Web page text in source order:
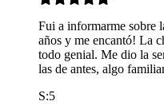
Fui a informarme sobre
años y me encantó! La
todo genial. Me dio la
las de antes, algo
S:5